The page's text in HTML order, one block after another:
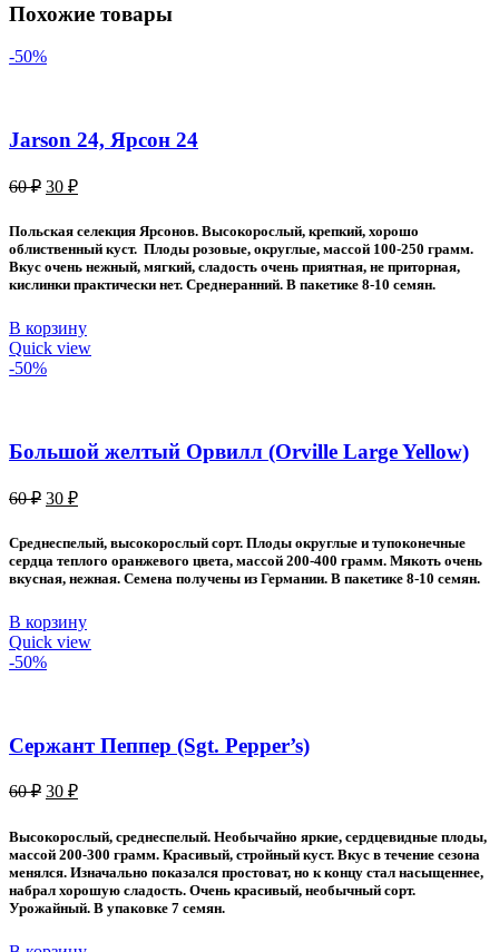
Похожие товары
-50%
Jarson 24, Ярсон 24
60₽ Первоначальная
60 ₽.
30 ₽Текущая
30 ₽.
Польская селекция Ярсонов. Высокорослый, крепкий, хорошо
облиственный куст. Плоды розовые, округлые, массой 100-250 грамм.
Вкус очень нежный, мягкий, сладость очень приятная, не приторная,
кислинки практически нет. Среднеранний. В пакетике 8-10 семян.
В корзину
Quick view
-50%
Большой желтый Орвилл (Orville Large Yellow)
60₽ Первоначальная
составляла
60 ₽.
30 ₽Текущая
30 ₽.
Среднеспелый, высокорослый сорт. Плоды округлые и тупоконечные
сердца теплого оранжевого цвета, массой 200-400 грамм. Мякоть очень
вкусная, нежная. Семена получены из Германии. В пакетике 8-10 семян.
В корзину
Quick view
-50%
Сержант Пеппер (Sgt. Pepper’s)
60₽ Первоначальная
60 ₽.
30 ₽Текущая
30 ₽.
Высокорослый, среднеспелый. Необычайно яркие, сердцевидные плоды,
массой 200-300 грамм. Красивый, стройный куст. Вкус в течение сезона
менялся. Изначально показался простоват, но к концу стал насыщеннее,
набрал хорошую сладость. Очень красивый, необычный сорт.
Урожайный. В упаковке 7 семян.